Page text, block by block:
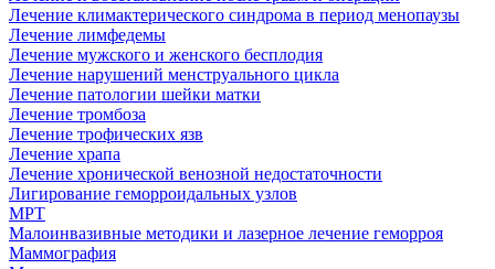
Лечение климактерического синдрома в период менопаузы
Лечение лимфедемы
Лечение мужского и женского бесплодия
Лечение нарушений менструального цикла
Лечение патологии шейки матки
Лечение тромбоза
Лечение трофических язв
Лечение храпа
Лечение хронической венозной недостаточности
Лигирование геморроидальных узлов
МРТ
Малоинвазивные методики и лазерное лечение геморроя
Маммография